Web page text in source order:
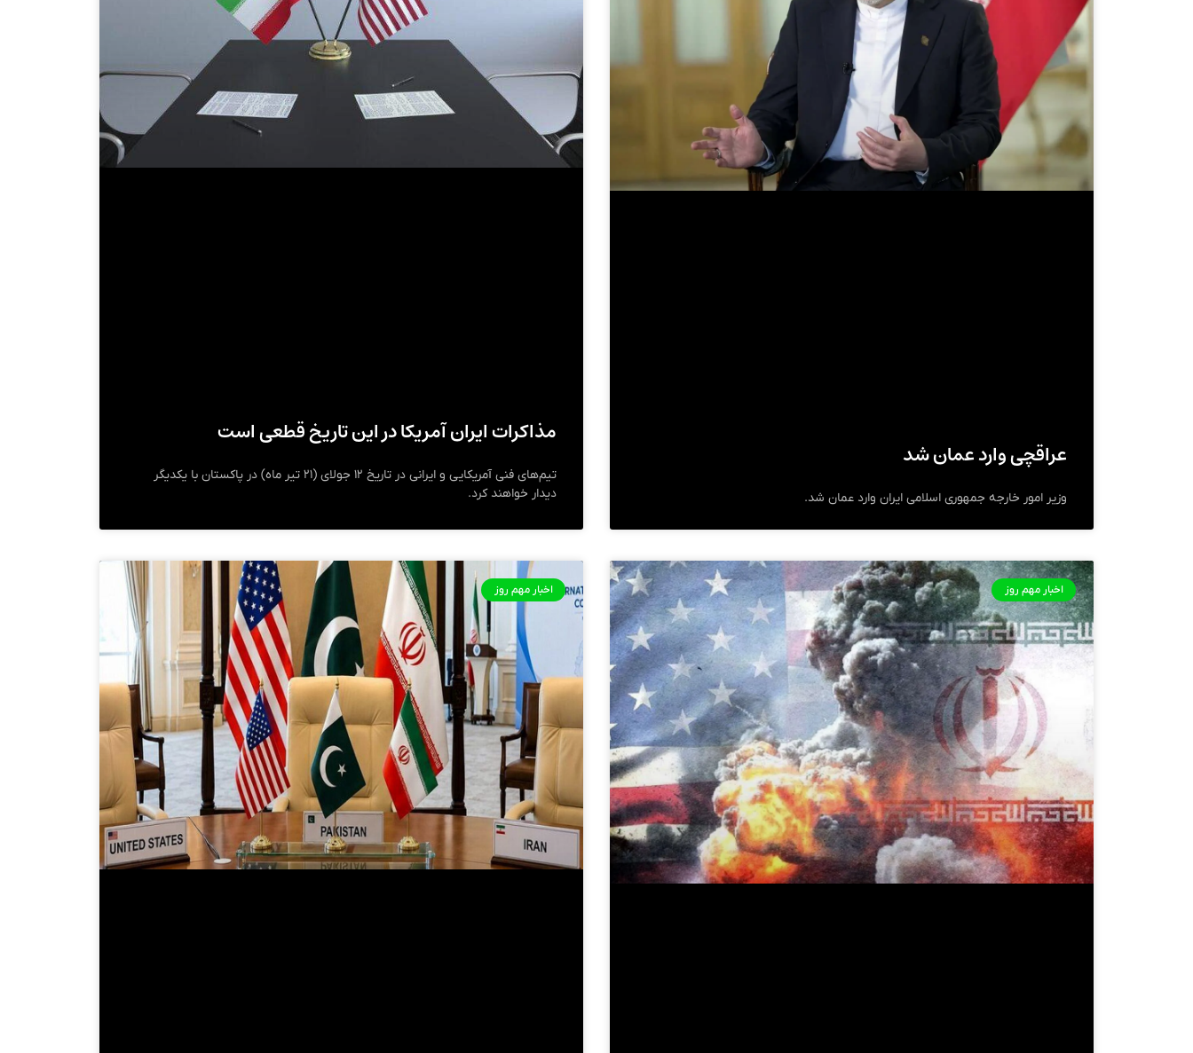
عراقچی وارد عمان شد
وزیر امور خارجه جمهوری اسلامی ایران وارد عمان شد.
مذاکرات ایران آمریکا در این تاریخ قطعی است
تیم‌های فنی آمریکایی و ایرانی در تاریخ ۱۲ جولای (۲۱ تیر ماه) در پاکستان با یکدیگر
دیدار خواهند کرد.
اخبار مهم روز اخبار مهم روز